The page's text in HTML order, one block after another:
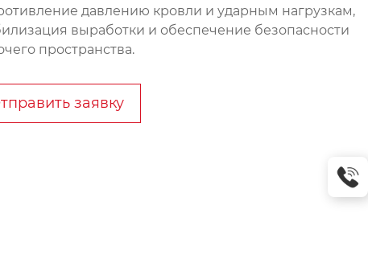
давлению кровли и ударным нагрузкам,
выработки и обеспечение безопасности
пространства.
заявку